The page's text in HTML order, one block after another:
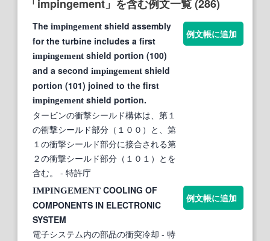
「impingement」を含む例文一覧 (286)
The impingement shield assembly
for the turbine includes a first
impingement shield portion (100)
and a second impingement shield
portion (101) joined to the first
impingement shield portion.
タービンの衝撃シールド構体は、第１
の衝撃シールド部分（１００）と、第
１の衝撃シールド部分に接合される第
２の衝撃シールド部分（１０１）とを
含む。
- 特許庁
例文帳に追加
IMPINGEMENT COOLING OF
COMPONENTS IN ELECTRONIC
SYSTEM
電子システム内の部品の衝突冷却 - 特
例文帳に追加